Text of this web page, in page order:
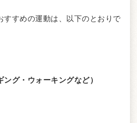
すすめの運動は、以下のとおりで
ング・ウォーキングなど）